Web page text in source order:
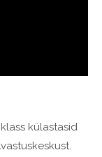
külastasid